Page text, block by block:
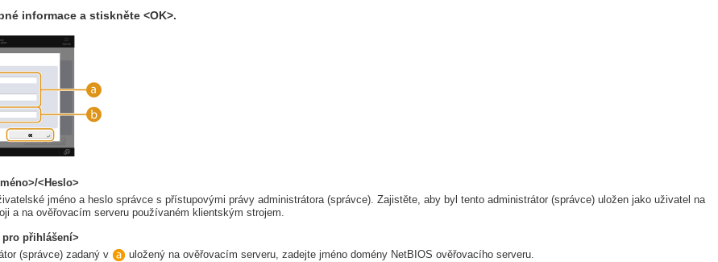
informace a stiskněte <OK>.
<Heslo>
jméno a heslo správce s přístupovými právy administrátora (správce). Zajistěte, aby byl tento administrátor (správce) uložen jako uživatel na
a na ověřovacím serveru používaném klientským strojem.
přihlášení>
(správce) zadaný v
uložený na ověřovacím serveru, zadejte jméno domény NetBIOS ověřovacího serveru.